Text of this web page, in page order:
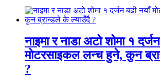
नाइमा र नाडा अटो शोमा १
मोटरसाइकल लन्च हुने, कुन
?